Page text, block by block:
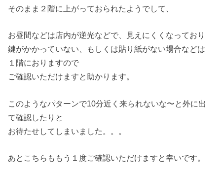
そのまま２階に上がっておられたようでして、
お昼間などは店内が逆光などで、見えにくくなっており
鍵がかかっていない、もしくは貼り紙がない場合などは
１階におりますので
ご確認いただけますと助かります。
このようなパターンで10分近く来られないな〜と外に出
て確認したりと
お待たせしてしまいました。。。
あとこちらももう１度ご確認いただけますと幸いです。